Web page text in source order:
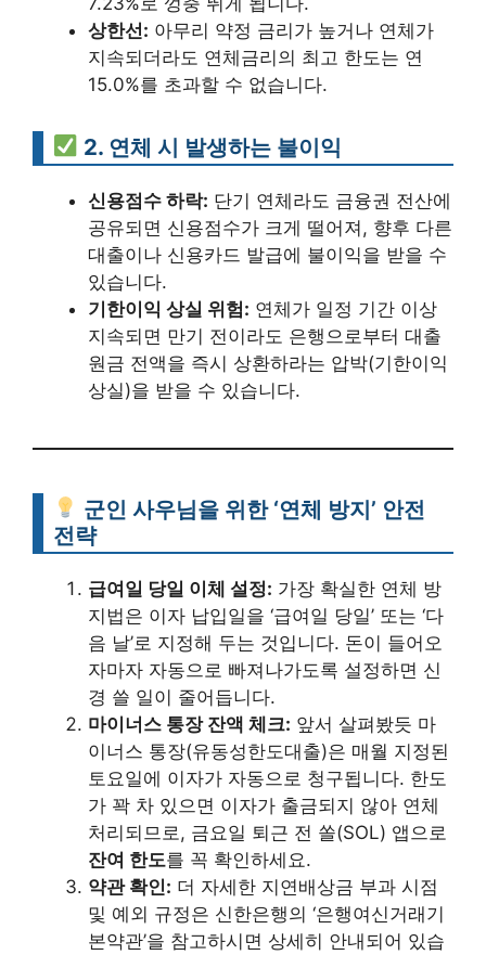
상한선: 아무리 약정 금리가 높거나 연체가
지속되더라도 연체금리의 최고 한도는 연
15.0%를 초과할 수 없습니다.
2. 연체 시 발생하는 불이익
신용점수 하락: 단기 연체라도 금융권 전산에
공유되면 신용점수가 크게 떨어져, 향후 다른
대출이나 신용카드 발급에 불이익을 받을 수
있습니다.
기한이익 상실 위험: 연체가 일정 기간 이상
지속되면 만기 전이라도 은행으로부터 대출
원금 전액을 즉시 상환하라는 압박(기한이익
상실)을 받을 수 있습니다.
군인 사우님을 위한 ‘연체 방지’ 안전
전략
급여일 당일 이체 설정: 가장 확실한 연체 방
지법은 이자 납입일을 ‘급여일 당일’ 또는 ‘다
음 날’로 지정해 두는 것입니다. 돈이 들어오
자마자 자동으로 빠져나가도록 설정하면 신
경 쓸 일이 줄어듭니다.
마이너스 통장 잔액 체크: 앞서 살펴봤듯 마
이너스 통장(유동성한도대출)은 매월 지정된
토요일에 이자가 자동으로 청구됩니다. 한도
가 꽉 차 있으면 이자가 출금되지 않아 연체
처리되므로, 금요일 퇴근 전 쏠(SOL) 앱으로
잔여 한도를 꼭 확인하세요.
약관 확인: 더 자세한 지연배상금 부과 시점
및 예외 규정은 신한은행의 ‘은행여신거래기
본약관’을 참고하시면 상세히 안내되어 있습